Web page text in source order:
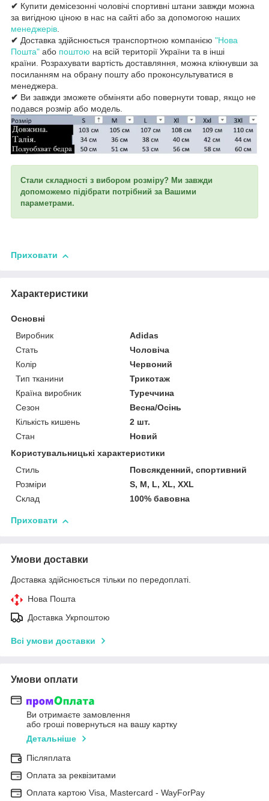
✔ Купити демісезонні чоловічі спортивні штани завжди можна
за вигідною ціною в нас на сайті або за допомогою наших
менеджерів
✔ Доставка здійснюється транспортною компанією "Нова
Пошта" або поштою на всій території України та в інші
країни. Розрахувати вартість доставляння, можна клікнувши за
посиланням на обрану пошту або проконсультуватися в
менеджера.
✔ Ви завжди зможете обміняти або повернути товар, якщо не
подався розмір або модель.
Стали складності з вибором розміру? Ми завжди
допоможемо підібрати потрібний за Вашими
параметрами.
Приховати
Характеристики
Основні
Виробник
Adidas
Стать
Чоловіча
Колір
Червоний
Тип тканини
Трикотаж
Країна виробник
Туреччина
Сезон
Весна/Осінь
Кількість кишень
2 шт.
Стан
Новий
Користувальницькі характеристики
Стиль
Повсякденний, спортивний
Розміри
S, M, L, XL, XXL
Склад
100% бавовна
Приховати
Умови доставки
Доставка здійснюється тільки по передоплаті.
Нова Пошта
Доставка Укрпоштою
Всі умови доставки
Умови оплати
Ви отримаєте замовлення
або гроші повернуться на вашу картку
Детальніше
Післяплата
Оплата за реквізитами
Оплата картою Visa, Mastercard - WayForPay